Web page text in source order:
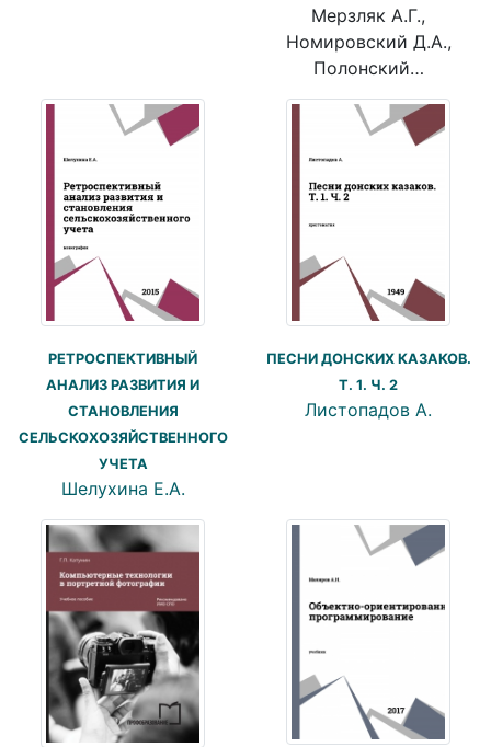
Мерзляк А.Г.,
Номировский Д.А.,
Полонский…
РЕТРОСПЕКТИВНЫЙ
АНАЛИЗ РАЗВИТИЯ И
СТАНОВЛЕНИЯ
СЕЛЬСКОХОЗЯЙСТВЕННОГО
УЧЕТА
Шелухина Е.А.
ПЕСНИ ДОНСКИХ КАЗАКОВ.
Т. 1. Ч. 2
Листопадов А.